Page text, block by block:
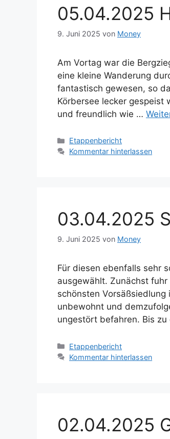
05.04.2025
9. Juni 2025 von Money
Am Vortag war die
eine kleine Wanderung
fantastisch gewesen, so
Körbersee lecker gespeist
und freundlich wie …
Kategorien
Etappenbericht
Kommentar hinterlassen
03.04.2025
9. Juni 2025 von Money
Für diesen ebenfalls sehr
ausgewählt. Zunächst
schönsten
unbewohnt und
ungestört befahren. Bis
Kategorien
Etappenbericht
Kommentar hinterlassen
02.04.2025